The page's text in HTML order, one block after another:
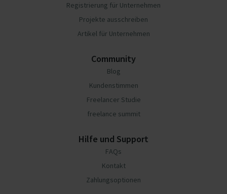
Registrierung für Unternehmen
Projekte ausschreiben
Artikel für Unternehmen
Community
Blog
Kundenstimmen
Freelancer Studie
freelance summit
Hilfe und Support
FAQs
Kontakt
Zahlungsoptionen